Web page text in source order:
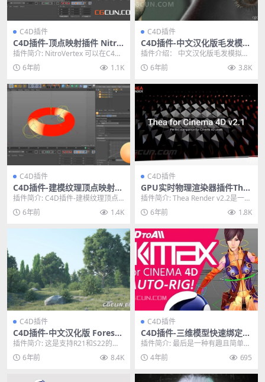
C4D插件
C4D插件-顶点映射插件 Nitro
4D NitroVertex v1.04 Win破
解版
插件简介: NitroVertex 可以在C4D
中很容易做顶点映射，方便各种效
果...6年前 1.1K
C4D插件
C4D插件-中文汉化版毛发模拟
生成插件 Ornatrix v1.0.0.22
027 WIN版
插件介绍： 中文汉化版毛发模拟生
成插件 Ornatrix v1.0.0.2202...
6年前 3.8K
C4D插件
C4D插件-建模纹理顶点映射插
件 Nitro4D NitroVertex v1.
04 Win/Mac破解版
插件简介: C4D插件-建模纹理顶点
映射插件 Nitro4D NitroVert...
6年前 1.4K
C4D插件
GPU实时物理渲染器插件The
a Render v2.1 for Cinema 4
D/SketchUp/Rhino
插件简介: Thea Render v2.2是一款
高质量的基于物理的全局照明渲
染...6年前 1.8K
C4D插件
C4D插件-中文汉化版 Foreste
r 支持R21/S22 植物花草森林
生成插件
插件简介: 这是支持R21和S22的版
本，如需支持R16-R19的版本免费
下载点...
6年前 8.4K
C4D插件
C4D插件-三维模型快速绑定插
件 3DtoAll IKMAX V2.3 支持
R17-R26
插件简介: 最后是一种有趣且简单的
方法，可以在几秒钟内而不是几分
钟的繁琐工作中装...
4年前 695